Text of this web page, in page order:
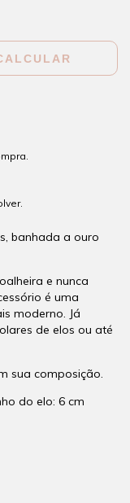
banhada a ouro
e nunca
é uma
moderno. Já
de elos ou até
sua composição.
do elo: 6 cm